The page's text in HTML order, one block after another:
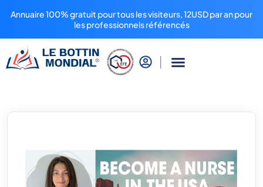
Annuaire 100% gratuit pour tous les visiteurs, 12USD par an pour
les professionnels référencés